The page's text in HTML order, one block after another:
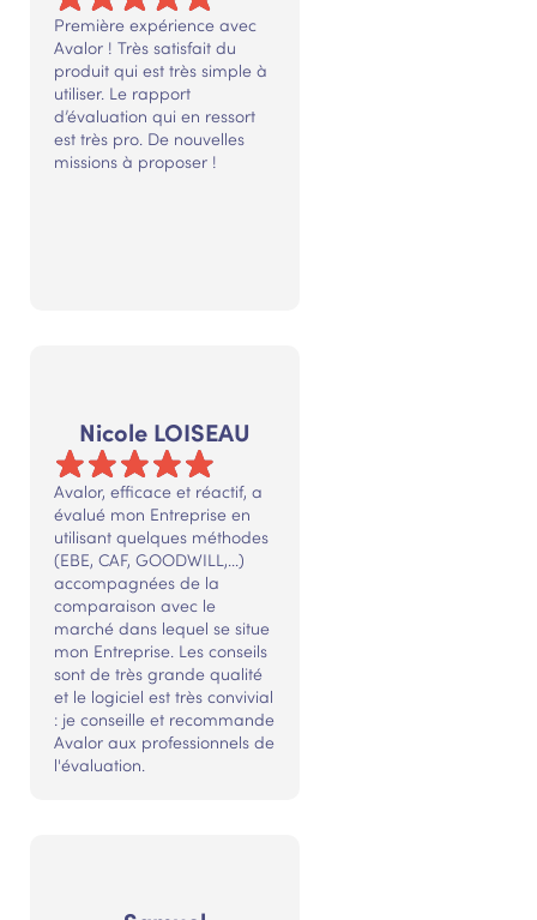
Première expérience avec
Avalor ! Très satisfait du
produit qui est très simple à
utiliser. Le rapport
d’évaluation qui en ressort
est très pro. De nouvelles
missions à proposer !
Nicole LOISEAU
Avalor, efficace et réactif, a
évalué mon Entreprise en
utilisant quelques méthodes
(EBE, CAF, GOODWILL,...)
accompagnées de la
comparaison avec le
marché dans lequel se situe
mon Entreprise. Les conseils
sont de très grande qualité
et le logiciel est très convivial
: je conseille et recommande
Avalor aux professionnels de
l'évaluation.